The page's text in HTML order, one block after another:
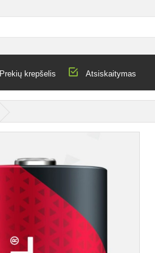
Prekių krepšelis Atsiskaitymas